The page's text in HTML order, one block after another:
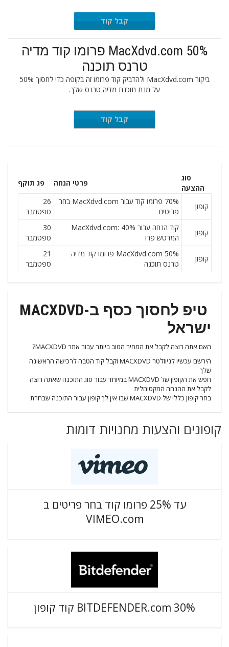
FFNEW40קבל קוד
MacXdvd.com 50% פרומו קוד מדיה
טרנס תוכנה
ביקור MacXdvd.com ולהדביק קוד פרומו זה בקופה כדי לחסוך 50%
על מנת תוכנת מדיה טרנס שלך.
FDISOFFקבל קוד
סוג
ההצעה
פרטי הנחה פג תוקף
קופון
70% פרומו קוד עבור MacXdvd.com בחר
פריטים
26
ספטמבר
קופון
קוד הנחה עבור MacXdvd.com: 40%
המרטש פרו
30
ספטמבר
קופון
MacXdvd.com 50% פרומו קוד מדיה
טרנס תוכנה
21
ספטמבר
טיפ לחסוך כסף ב-MACXDVD
ישראל
האם אתה רוצה לקבל את המחיר הטוב ביותר עבור אתר MACXDVD?
הירשם עכשיו לניוזלטר MACXDVD וקבל קוד הטבה לרכישה הראשונה
שלך
חפש את הקופון של MACXDVD במיוחד עבור סוג התוכנה שאתה רוצה
לקבל את ההנחה המקסימלית
בחר קופון כללי של MACXDVD שבו אין לך קופון עבור התוכנה שבחרת
קופונים והצעות מחנויות דומות
עד 25% פרומו קוד בחר פריטים ב
VIMEO.com
BITDEFENDER.com 30% קוד קופון